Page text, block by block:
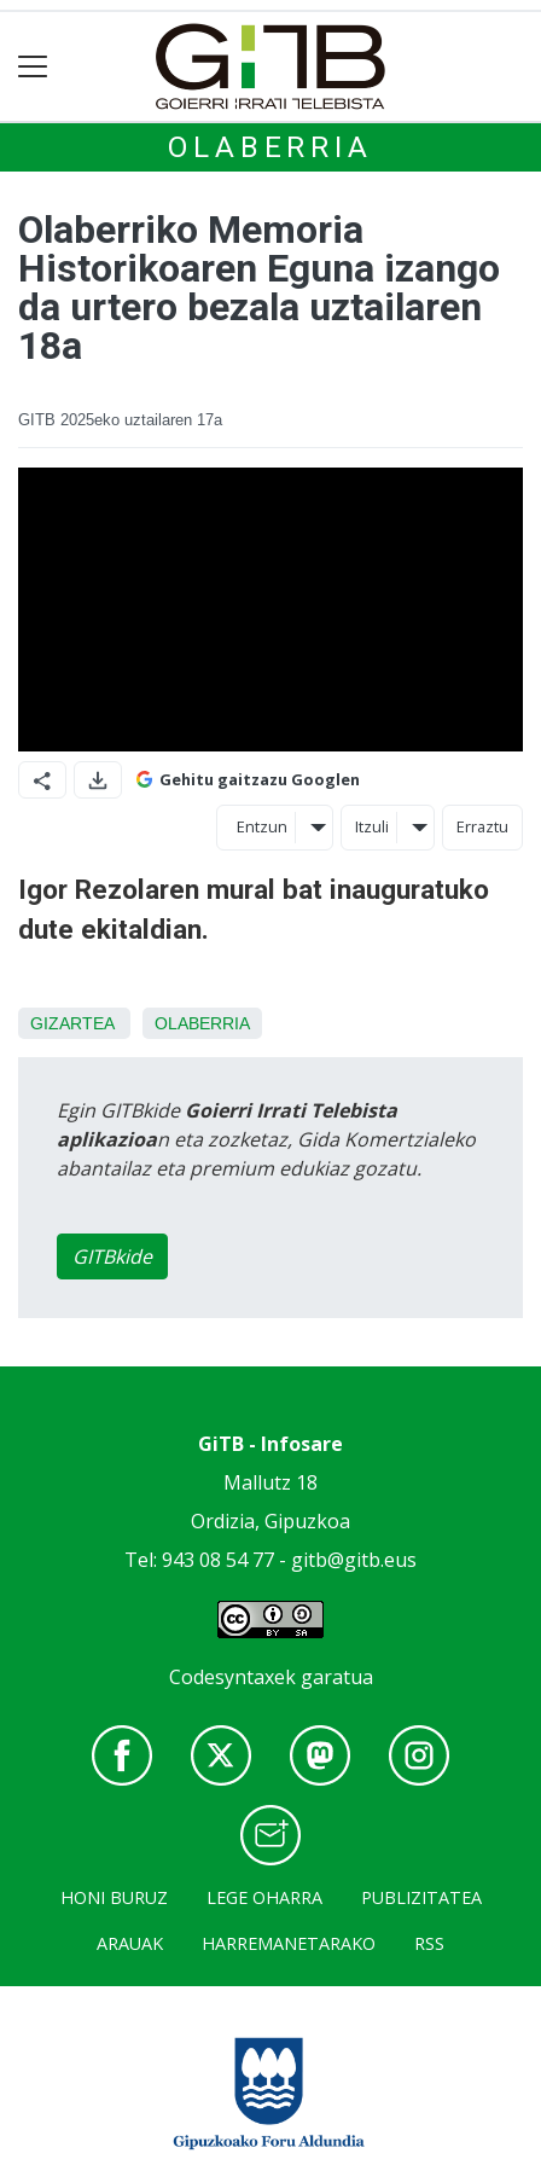
OLABERRIA
Olaberriko Memoria
Historikoaren Eguna izango
da urtero bezala uztailaren
18a
GITB 2025eko uztailaren 17a
Gehitu gaitzazu Googlen
Entzun Itzuli Erraztu
Igor Rezolaren mural bat inauguratuko
dute ekitaldian.
GIZARTEA OLABERRIA
Egin GITBkide Goierri Irrati Telebista
aplikazioan eta zozketaz, Gida Komertzialeko
abantailaz eta premium edukiaz gozatu.
GITBkide
GiTB - Infosare
Mallutz 18
Ordizia, Gipuzkoa
Tel: 943 08 54 77 - gitb@gitb.eus
Codesyntaxek garatua
HONI BURUZ LEGE OHARRA
PUBLIZITATEA
ARAUAK
HARREMANETARAKO RSS